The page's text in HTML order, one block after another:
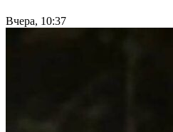
Вчера, 10:37